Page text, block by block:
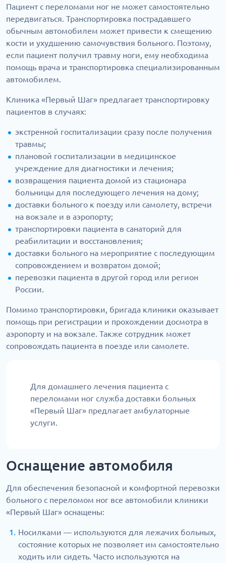
Пациент с переломами ног не может самостоятельно
передвигаться. Транспортировка пострадавшего
обычным автомобилем может привести к смещению
кости и ухудшению самочувствия больного. Поэтому,
если пациент получил травму ноги, ему необходима
помощь врача и транспортировка специализированным
автомобилем.
Клиника «Первый Шаг» предлагает транспортировку
пациентов в случаях:
экстренной госпитализации сразу после получения
травмы;
плановой госпитализации в медицинское
учреждение для диагностики и лечения;
возвращения пациента домой из стационара
больницы для последующего лечения на дому;
доставки больного к поезду или самолету, встречи
на вокзале и в аэропорту;
транспортировки пациента в санаторий для
реабилитации и восстановления;
доставки больного на мероприятие с последующим
сопровождением и возвратом домой;
перевозки пациента в другой город или регион
России.
Помимо транспортировки, бригада клиники оказывает
помощь при регистрации и прохождении досмотра в
аэропорту и на вокзале. Также сотрудник может
сопровождать пациента в поезде или самолете.
Для домашнего лечения пациента с
переломами ног служба доставки больных
«Первый Шаг» предлагает амбулаторные
услуги.
Оснащение автомобиля
Для обеспечения безопасной и комфортной перевозки
больного с переломом ног все автомобили клиники
«Первый Шаг» оснащены:
Носилками — используются для лежачих больных,
состояние которых не позволяет им самостоятельно
ходить или сидеть. Часто используются на